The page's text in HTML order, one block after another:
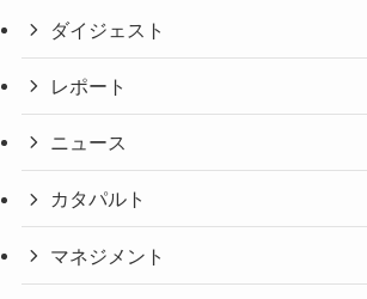
ダイジェスト
レポート
ニュース
カタパルト
マネジメント